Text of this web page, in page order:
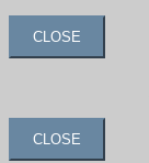
CLOSE
CLOSE